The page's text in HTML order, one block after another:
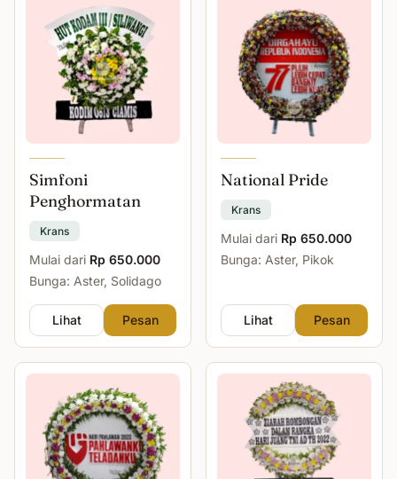
Simfoni
Penghormatan
Krans
Mulai dari Rp 650.000
Bunga: Aster, Solidago
Lihat Pesan
National Pride
Krans
Mulai dari Rp 650.000
Bunga: Aster, Pikok
Lihat Pesan